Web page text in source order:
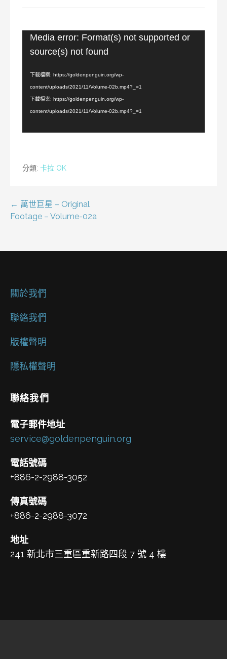
Media error: Format(s) not supported or
source(s) not found
下載檔案: https://goldenpenguin.org/wp-
content/uploads/2021/11/Volume-02b.mp4?_=1
下載檔案: https://goldenpenguin.org/wp-
content/uploads/2021/11/Volume-02b.mp4?_=1
分類: 卡拉 OK
文
導
← 萬世巨星 – Original
Footage – Volume-02a
關於我們
聯絡我們
版權聲明
隱私權聲明
聯絡我們
電子郵件地址
service@goldenpenguin.org
電話號碼
+886-2-2988-3052
傳真號碼
+886-2-2988-3072
地址
241 新北市三重區重新路四段 7 號 4 樓